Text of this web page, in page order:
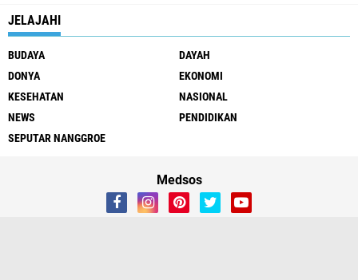
JELAJAHI
BUDAYA
DAYAH
DONYA
EKONOMI
KESEHATAN
NASIONAL
NEWS
PENDIDIKAN
SEPUTAR NANGGROE
Medsos